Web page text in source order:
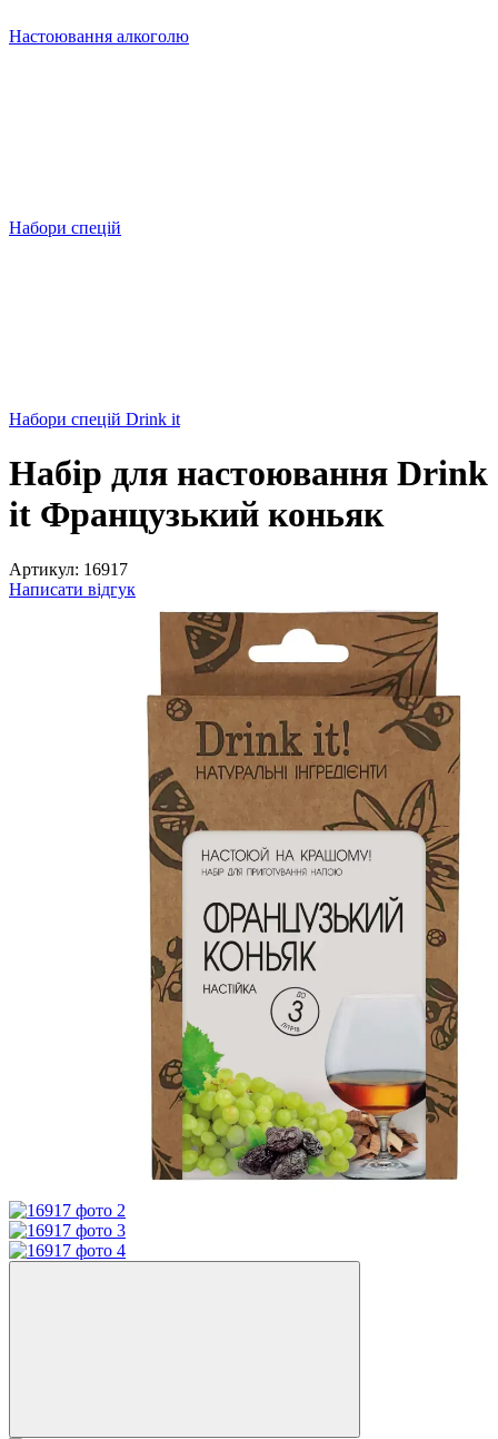
Настоювання алкоголю
Набори спецій
Набори спецій Drink it
Набір для настоювання Drink
it Французький коньяк
Артикул: 16917
Написати відгук